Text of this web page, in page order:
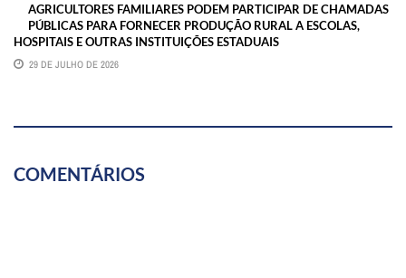
AGRICULTORES FAMILIARES PODEM PARTICIPAR DE CHAMADAS
PÚBLICAS PARA FORNECER PRODUÇÃO RURAL A ESCOLAS,
HOSPITAIS E OUTRAS INSTITUIÇÕES ESTADUAIS
29 DE JULHO DE 2026
COMENTÁRIOS